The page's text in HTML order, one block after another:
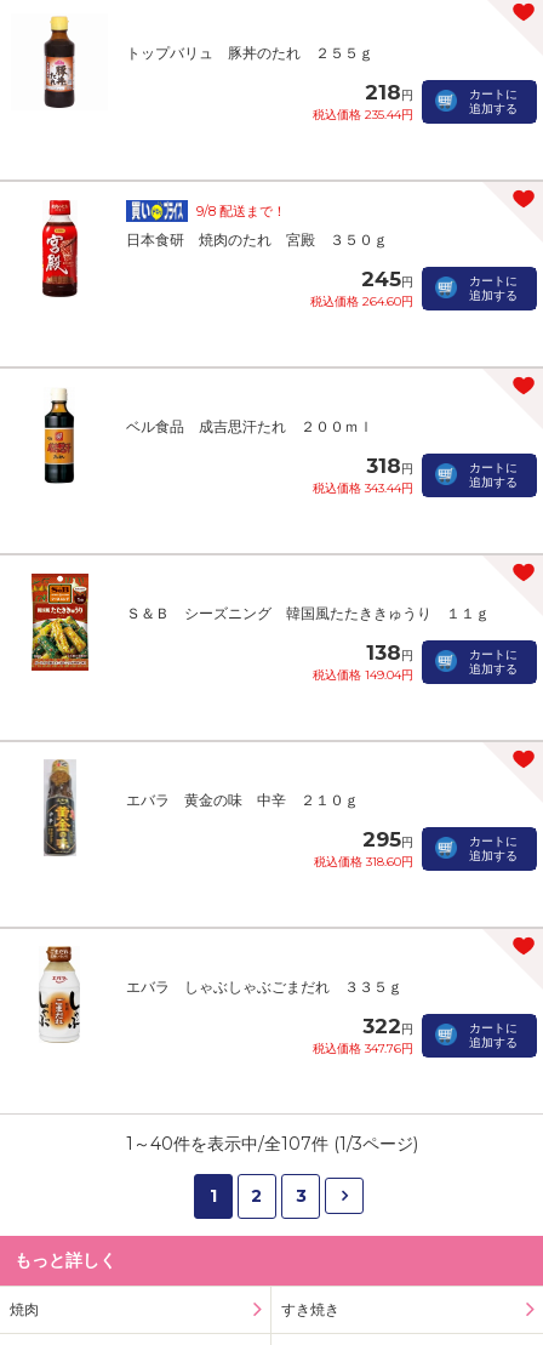
トップバリュ 豚丼のたれ ２５５ｇ
218円
税込価格 235.44円
カートに
追加する
9/8 配送まで！
日本食研 焼肉のたれ 宮殿 ３５０ｇ
245円
税込価格 264.60円
カートに
追加する
ベル食品 成吉思汗たれ ２００ｍｌ
318円
税込価格 343.44円
カートに
追加する
Ｓ＆Ｂ シーズニング 韓国風たたききゅうり １１ｇ
138円
税込価格 149.04円
カートに
追加する
エバラ 黄金の味 中辛 ２１０ｇ
295円
税込価格 318.60円
カートに
追加する
エバラ しゃぶしゃぶごまだれ ３３５ｇ
322円
税込価格 347.76円
カートに
追加する
1 ～40件を表示中/全107件 (1/3ページ)
1 2 3
もっと詳しく
焼肉 すき焼き